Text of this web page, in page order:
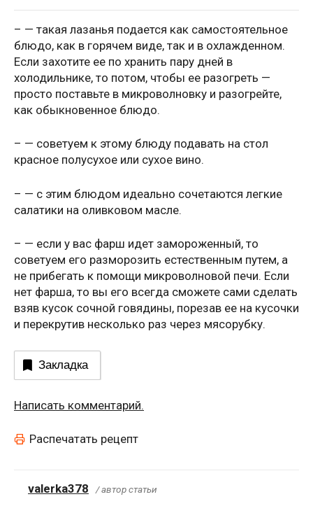
– — такая лазанья подается как самостоятельное
блюдо, как в горячем виде, так и в охлажденном.
Если захотите ее по хранить пару дней в
холодильнике, то потом, чтобы ее разогреть —
просто поставьте в микроволновку и разогрейте,
как обыкновенное блюдо.
– — советуем к этому блюду подавать на стол
красное полусухое или сухое вино.
– — с этим блюдом идеально сочетаются легкие
салатики на оливковом масле.
– — если у вас фарш идет замороженный, то
советуем его разморозить естественным путем, а
не прибегать к помощи микроволновой печи. Если
нет фарша, то вы его всегда сможете сами сделать
взяв кусок сочной говядины, порезав ее на кусочки
и перекрутив несколько раз через мясорубку.
Закладка
Написать комментарий.
Распечатать рецепт
valerka378 / автор статьи